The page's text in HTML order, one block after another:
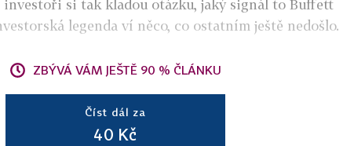
si tak kladou otázku, jaký signál to Buffett
legenda ví něco, co ostatním ještě nedošlo.
ZBÝVÁ VÁM JEŠTĚ 90 % ČLÁNKU
Číst dál za
40 Kč